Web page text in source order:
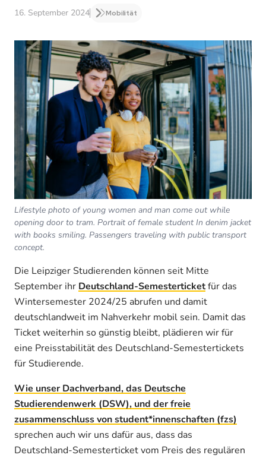
16. September 2024 Mobilität
Lifestyle photo of young women and man come out while
opening door to tram. Portrait of female student In denim jacket
with books smiling. Passengers traveling with public transport
concept.
Die Leipziger Studierenden können seit Mitte
September ihr Deutschland-Semesterticketfür das
Wintersemester 2024/25 abrufen und damit
deutschlandweit im Nahverkehr mobil sein. Damit das
Ticket weiterhin so günstig bleibt, plädieren wir für
eine Preisstabilität des Deutschland-Semestertickets
für Studierende.
Wie unser Dachverband, das Deutsche
Studierendenwerk (DSW), und der freie
zusammenschluss von student*innenschaften (fzs)
sprechen auch wir uns dafür aus, dass das
Deutschland-Semesterticket vom Preis des regulären